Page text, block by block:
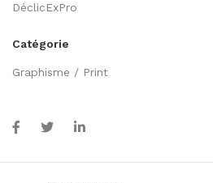
DéclicExPro
Catégorie
Graphisme / Print